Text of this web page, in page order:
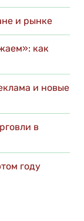
и рынке
как
и новые
в
году